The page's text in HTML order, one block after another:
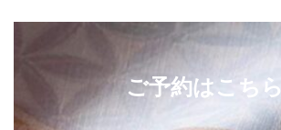
ご予約はこちら